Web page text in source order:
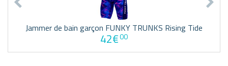
Jammer de bain garçon FUNKY TRUNKS Rising Tide
42€00